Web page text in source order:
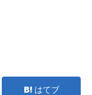
はてブ